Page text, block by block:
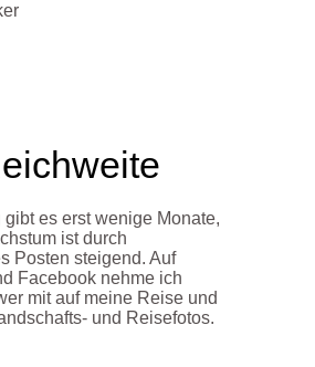
gibt es erst wenige Monate,
ist durch
Posten steigend. Auf
Facebook nehme ich
mit auf meine Reise und
und Reisefotos.